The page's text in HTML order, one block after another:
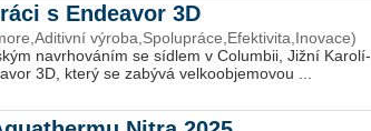
s Endeavor 3D
vý­ro­ba,Spo­lu­prá­ce,Efektivita,Inovace)
na­vr­ho­vá­ním se síd­lem v Co­lum­bii, Jižní Ka­ro­lí­
3D, který se za­bý­vá vel­ko­ob­je­mo­vou ...